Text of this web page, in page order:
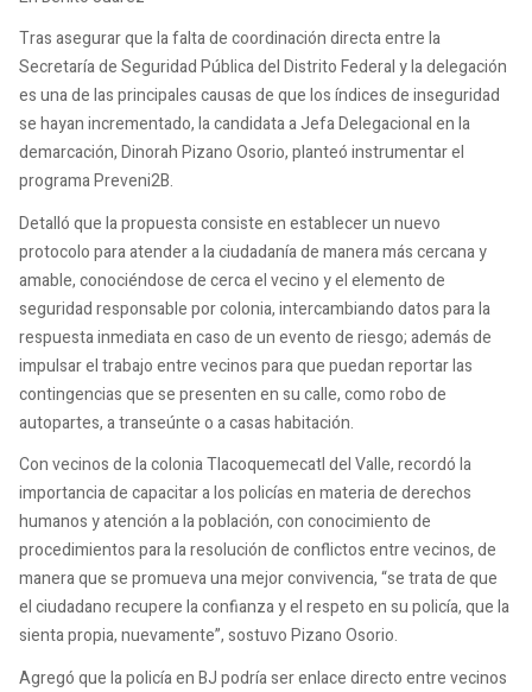
Tras asegurar que la falta de coordinación directa entre la
Secretaría de Seguridad Pública del Distrito Federal y la delegación
es una de las principales causas de que los índices de inseguridad
se hayan incrementado, la candidata a Jefa Delegacional en la
demarcación, Dinorah Pizano Osorio, planteó instrumentar el
programa Preveni2B.
Detalló que la propuesta consiste en establecer un nuevo
protocolo para atender a la ciudadanía de manera más cercana y
amable, conociéndose de cerca el vecino y el elemento de
seguridad responsable por colonia, intercambiando datos para la
respuesta inmediata en caso de un evento de riesgo; además de
impulsar el trabajo entre vecinos para que puedan reportar las
contingencias que se presenten en su calle, como robo de
autopartes, a transeúnte o a casas habitación.
Con vecinos de la colonia Tlacoquemecatl del Valle, recordó la
importancia de capacitar a los policías en materia de derechos
humanos y atención a la población, con conocimiento de
procedimientos para la resolución de conflictos entre vecinos, de
manera que se promueva una mejor convivencia, “se trata de que
el ciudadano recupere la confianza y el respeto en su policía, que la
sienta propia, nuevamente”, sostuvo Pizano Osorio.
Agregó que la policía en BJ podría ser enlace directo entre vecinos